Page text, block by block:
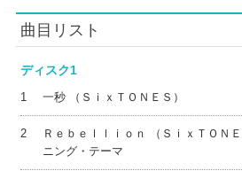
曲目リスト
ディスク1
1 一秒 （ＳｉｘＴＯＮＥＳ）
2
Ｒｅｂｅｌｌｉｏｎ （ＳｉｘＴＯＮ
ニング・テーマ